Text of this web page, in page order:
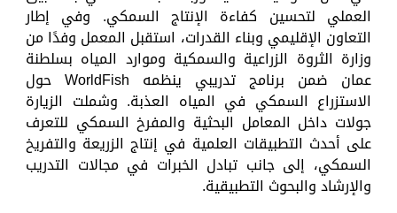
العملي لتحسين كفاءة الإنتاج السمكي. وفي إطار
التعاون الإقليمي وبناء القدرات، استقبل المعمل وفدًا من
وزارة الثروة الزراعية والسمكية وموارد المياه بسلطنة
عمان ضمن برنامج تدريبي ينظمه WorldFish حول
الاستزراع السمكي في المياه العذبة. وشملت الزيارة
جولات داخل المعامل البحثية والمفرخ السمكي للتعرف
على أحدث التطبيقات العلمية في إنتاج الزريعة والتفريخ
السمكي، إلى جانب تبادل الخبرات في مجالات التدريب
والإرشاد والبحوث التطبيقية.